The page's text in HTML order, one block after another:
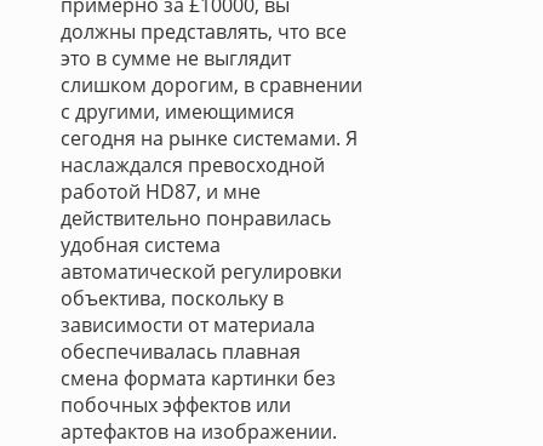
должны представлять, что все
это в сумме не выглядит
слишком дорогим, в сравнении
с другими, имеющимися
сегодня на рынке системами. Я
наслаждался превосходной
работой HD87, и мне
действительно понравилась
удобная система
автоматической регулировки
объектива, поскольку в
зависимости от материала
обеспечивалась плавная
смена формата картинки без
побочных эффектов или
артефактов на изображении.